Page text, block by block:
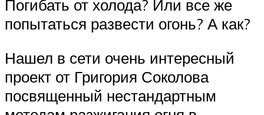
Погибать от холода? Или все же
попытаться развести огонь? А как?
Нашел в сети очень интересный
проект от Григория Соколова
посвященный нестандартным